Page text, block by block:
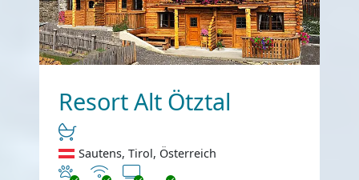
Resort Alt Ötztal
Sautens, Tirol, Österreich
Haustiere erlaubt
InternetTV